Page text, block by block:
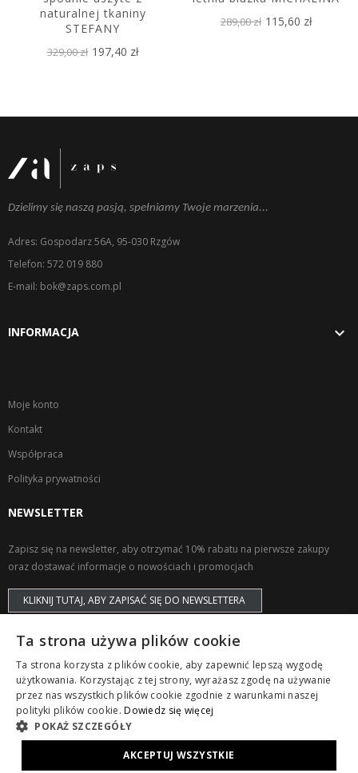
naturalnej tkaniny
STEFANY
329,00 zł 197,40 zł
289,00 zł 115,60 zł
Dzielimy się naszą pasją, spełniamy Twoje marzenia...
Adres: Gospodarz 56A, 95-030 Rzgów
Telefon: 572 019 880
E-mail: bok@zaps.com.pl
INFORMACJA 
Moje konto
Kontakt
Współpraca
Polityka prywatności
NEWSLETTER
Zapisz się na newsletter, aby otrzymać 10% rabatu na pierwsze zakupy
oraz dostawać informacje o nowościach i promocjach
KLIKNIJ TUTAJ, ABY ZAPISAĆ SIĘ DO NEWSLETTERA
Copyright © ZAPS. All Rights Reserved.
Ta strona używa plików cookie
Ta strona korzysta z plików cookie, aby zapewnić lepszą wygodę
użytkowania. Korzystając z tej strony, wyrażasz zgodę na używanie
przez nas wszystkich plików cookie zgodnie z warunkami naszej
polityki plików cookie.Dowiedz się więcej
POKAŻ SZCZEGÓŁY
AKCEPTUJ WSZYSTKIE